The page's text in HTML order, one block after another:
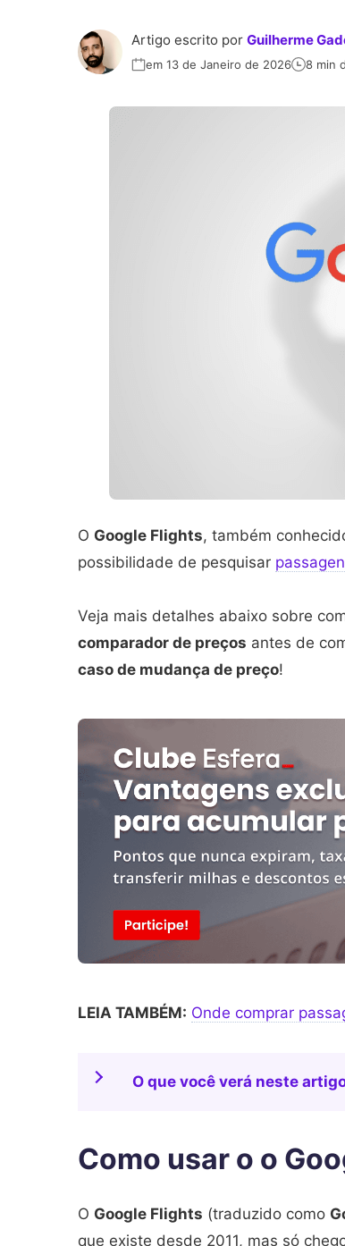
Artigo escrito por Guilherme
em 13 de Janeiro de 2026 8 min
O Google Flights, também
possibilidade de pesquisar
Veja mais detalhes abaixo sobre
comparador de preços antes de
caso de mudança de preço!
LEIA TAMBÉM: Onde comprar
O que você verá neste
Como usar o o
O Google Flights (traduzido como
que existe desde 2011, mas só